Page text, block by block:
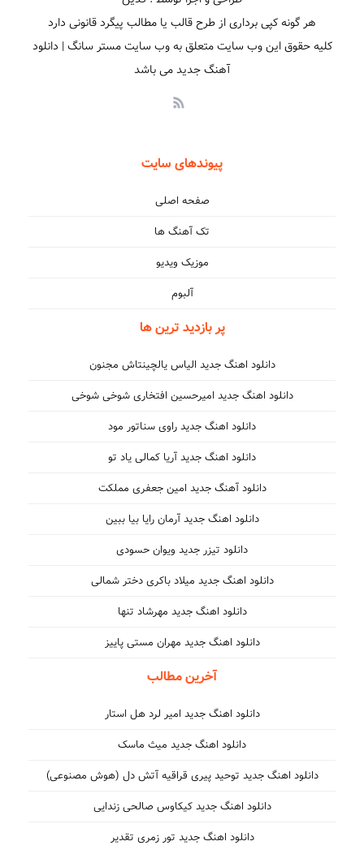
هر گونه کپی برداری از طرح قالب یا مطالب پیگرد قانونی دارد
کلیه حقوق این وب سایت متعلق به وب سایت مستر سانگ | دانلود
آهنگ جدید می باشد
پیوندهای سایت
صفحه اصلی
تک آهنگ ها
موزیک ویدیو
آلبوم
پر بازدید ترین ها
دانلود اهنگ جدید الیاس یالچینتاش مجنون
دانلود اهنگ جدید امیرحسین افتخاری شوخی شوخی
دانلود اهنگ جدید راوی سناتور مود
دانلود اهنگ جدید آریا کمالی یاد تو
دانلود آهنگ جدید امین جعفری مملکت
دانلود اهنگ جدید آرمان رایا بیا ببین
دانلود تیزر جدید ویوان حسودی
دانلود اهنگ جدید میلاد باکری دختر شمالی
دانلود اهنگ جدید مهرشاد تنها
دانلود اهنگ جدید مهران مستی پاییز
آخرین مطالب
دانلود اهنگ جدید امیر لرد هل استار
دانلود اهنگ جدید میث ماسک
دانلود اهنگ جدید توحید پیری قراقیه آتش دل (هوش مصنوعی)
دانلود اهنگ جدید کیکاوس صالحی زندایی
دانلود اهنگ جدید تور زمری تقدیر